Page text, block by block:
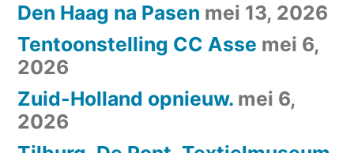
Den Haag na Pasen mei 13, 2026
Tentoonstelling CC Asse mei 6,
2026
Zuid-Holland opnieuw. mei 6,
2026